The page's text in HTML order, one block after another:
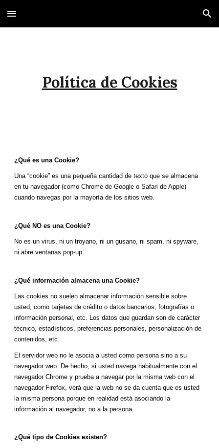
Skip to main content Skip to navigation
Política de Cookies
¿Qué es una Cookie?
Una “cookie” es una pequeña cantidad de texto que se almacena
en tu navegador (como Chrome de Google o Safari de Apple)
cuando navegas por la mayoría de los sitios web.
¿Qué NO es una Cookie?
No es un virus, ni un troyano, ni un gusano, ni spam, ni spyware,
ni abre ventanas pop-up.
¿Qué información almacena una Cookie?
Las cookies no suelen almacenar información sensible sobre
usted, como tarjetas de crédito o datos bancarios, fotografías o
información personal, etc. Los datos que guardan son de carácter
técnico, estadísticos, preferencias personales, personalización de
contenidos, etc.
El servidor web no le asocia a usted como persona sino a su
navegador web. De hecho, si usted navega habitualmente con el
navegador Chrome y prueba a navegar por la misma web con el
navegador Firefox, verá que la web no se da cuenta que es usted
la misma persona porque en realidad está asociando la
información al navegador, no a la persona.
¿Qué tipo de Cookies existen?